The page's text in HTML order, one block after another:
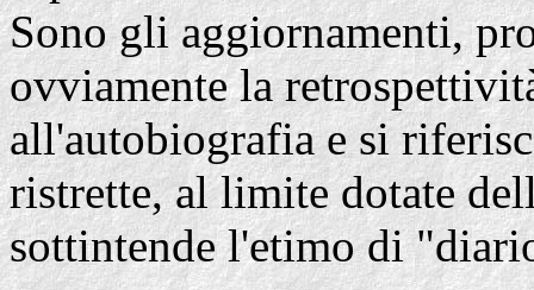
Sono gli aggiornamenti,
ovviamente la
all'autobiografia e si
ristrette, al limite dotate
sottintende l'etimo di